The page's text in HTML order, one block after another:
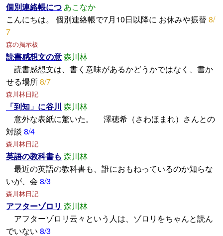
個別連絡帳につ あこなか
こんにちは。 個別連絡帳で7月10日以降に お休みや振替8/
7
森の掲示板
読書感想文の意森川林
読書感想文は、書く意味があるかどうかではなく、書か
せる場所8/7
森川林日記
「到知」に谷川 森川林
意外な表紙に驚いた。 澤穂希（さわほまれ）さんとの
対談 8/4
森川林日記
英語の教科書も 森川林
最近の英語の教科書も、誰におもねっているのか知らな
いが、会 8/3
森川林日記
アフターゾロリ 森川林
アフターゾロリ云々という人は、ゾロリをちゃんと読ん
でいない 8/3